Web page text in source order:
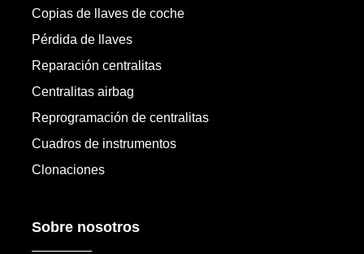
Copias de llaves de coche
Pérdida de llaves
Reparación centralitas
Centralitas airbag
Reprogramación de centralitas
Cuadros de instrumentos
Clonaciones
Sobre nosotros